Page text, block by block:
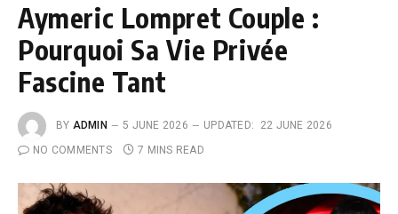
Aymeric Lompret Couple :
Pourquoi Sa Vie Privée
Fascine Tant
BY ADMIN 5 JUNE 2026 UPDATED:
22 JUNE 2026
NO COMMENTS
7 MINS READ